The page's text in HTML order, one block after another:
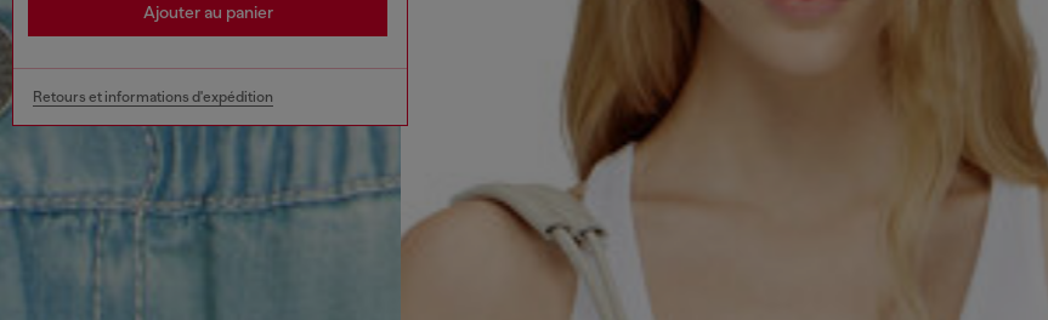
Ajouter au panier
Retours et informations d'expédition